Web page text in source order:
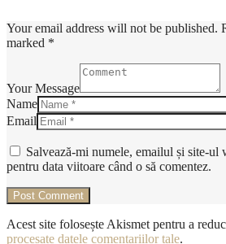
Your email address will not be published.
marked *
Your Message
Name
Email
Salvează-mi numele, emailul și site-ul
pentru data viitoare când o să comentez.
Acest site folosește Akismet pentru a
procesate datele comentariilor tale.